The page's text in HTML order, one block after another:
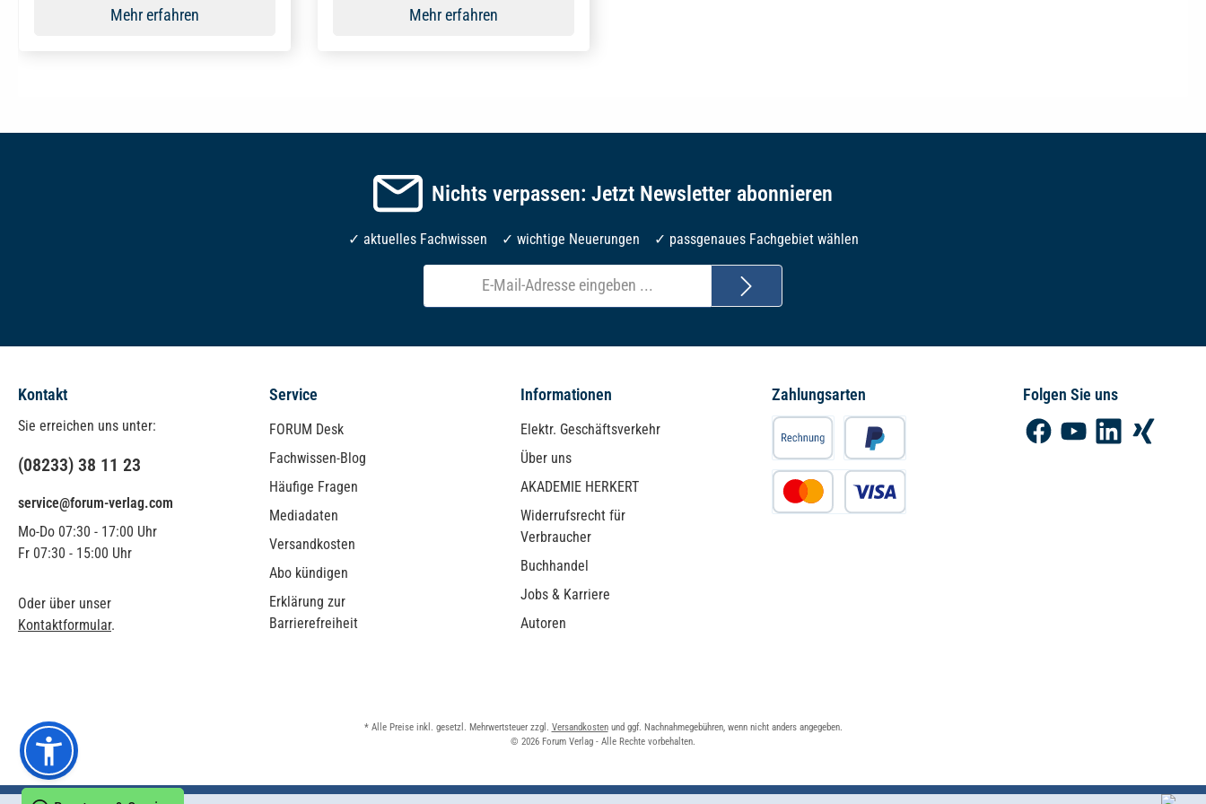
Mehr erfahren Mehr erfahren
Nichts verpassen: Jetzt Newsletter abonnieren
✓ aktuelles Fachwissen ✓ wichtige Neuerungen ✓ passgenaues Fachgebiet wählen
Kontakt
Sie erreichen uns unter:
(08233) 38 11 23
service@forum-verlag.com
Mo-Do 07:30 - 17:00 Uhr
Fr 07:30 - 15:00 Uhr
Oder über unser
Kontaktformular.
Service
FORUM Desk
Fachwissen-Blog
Häufige Fragen
Mediadaten
Versandkosten
Abo kündigen
Erklärung zur
Barrierefreiheit
Informationen
Elektr. Geschäftsverkehr
Über uns
AKADEMIE HERKERT
Widerrufsrecht für
Verbraucher
Buchhandel
Jobs & Karriere
Autoren
Zahlungsarten Folgen Sie uns
FacebookYouTubeLinkedInXing
* Alle Preise inkl. gesetzl. Mehrwertsteuer zzgl. Versandkostenund ggf. Nachnahmegebühren, wenn nicht anders angegeben.
© 2026 Forum Verlag - Alle Rechte vorbehalten.